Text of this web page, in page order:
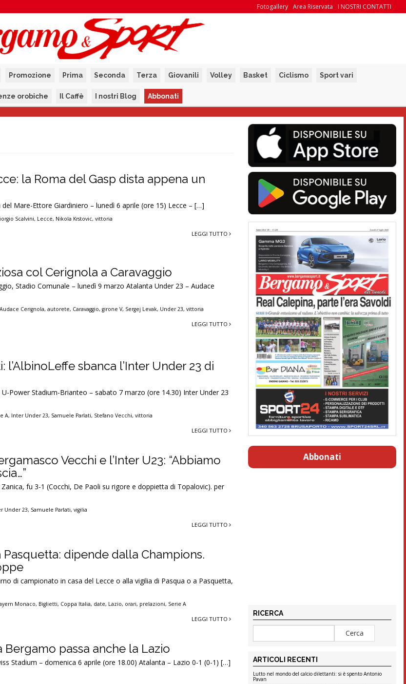
I NOSTRI CONTATTI
Area Riservata
Fotogallery
Promozione Prima Seconda Terza Giovanili Volley Basket Ciclismo Sport vari
orobiche Il Caffè I nostri Blog Abbonati
la Roma del Gasp dista appena un
del Mare-Ettore Giardiniero – lunedì 6 aprile (ore 15) Lecce – […]
Scalvini, Lecce, Nikola Krstovic,vittoria
LEGGI TUTTO
col Cerignola a Caravaggio
Stadio Comunale – lunedì 9 marzo Atalanta Under 23 – Audace
Audace Cerignola,autorete, Caravaggio,girone V, Sergej Levak, Under 23,vittoria
LEGGI TUTTO
l’AlbinoLeffe sbanca l’Inter Under 23 di
Power Stadium-Brianteo – sabato 7 marzo (ore 14.30) Inter Under 23
A, Inter Under 23, Samuele Parlati, Stefano Vecchi,vittoria
LEGGI TUTTO
Vecchi e l’Inter U23: “Abbiamo
fu 3-1 (Cocchi, De Paoli su rigore e doppietta di Topalovic). per
Under 23, Samuele Parlati,vigilia
LEGGI TUTTO
dipende dalla Champions.
di campionato in casa del Lecce o alla vigilia di Pasqua o a Pasquetta,
Monaco, Biglietti, Coppa Italia, date, Lazio, orari, prelazioni, Serie A
LEGGI TUTTO
Bergamo passa anche la Lazio
Stadium – domenica 6 aprile (ore 18.00) Atalanta – Lazio 0-1 (0-1) […]
Abbonati
RICERCA
ARTICOLI RECENTI
Lutto nel mondo del calcio dilettanti: si è spento Antonio
Pavan